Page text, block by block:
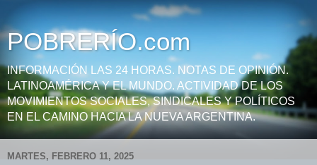
POBRERÍO.com
INFORMACIÓN LAS 24 HORAS. NOTAS DE OPINIÓN.
LATINOAMÉRICA Y EL MUNDO. ACTIVIDAD DE LOS
MOVIMIENTOS SOCIALES, SINDICALES Y POLÍTICOS
EN EL CAMINO HACIA LA NUEVA ARGENTINA.
MARTES, FEBRERO 11, 2025